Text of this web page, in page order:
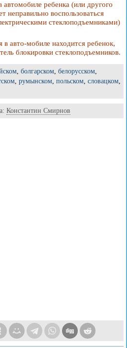
автомобиле ребенка (или другого
неправильно воспользоваться
стеклоподъемниками)
авто-мобиле находится ребенок,
блокировки стеклоподъемников.
, болгарском, белорусском,
, румынском, польском, словацком,
Константин Смирнов